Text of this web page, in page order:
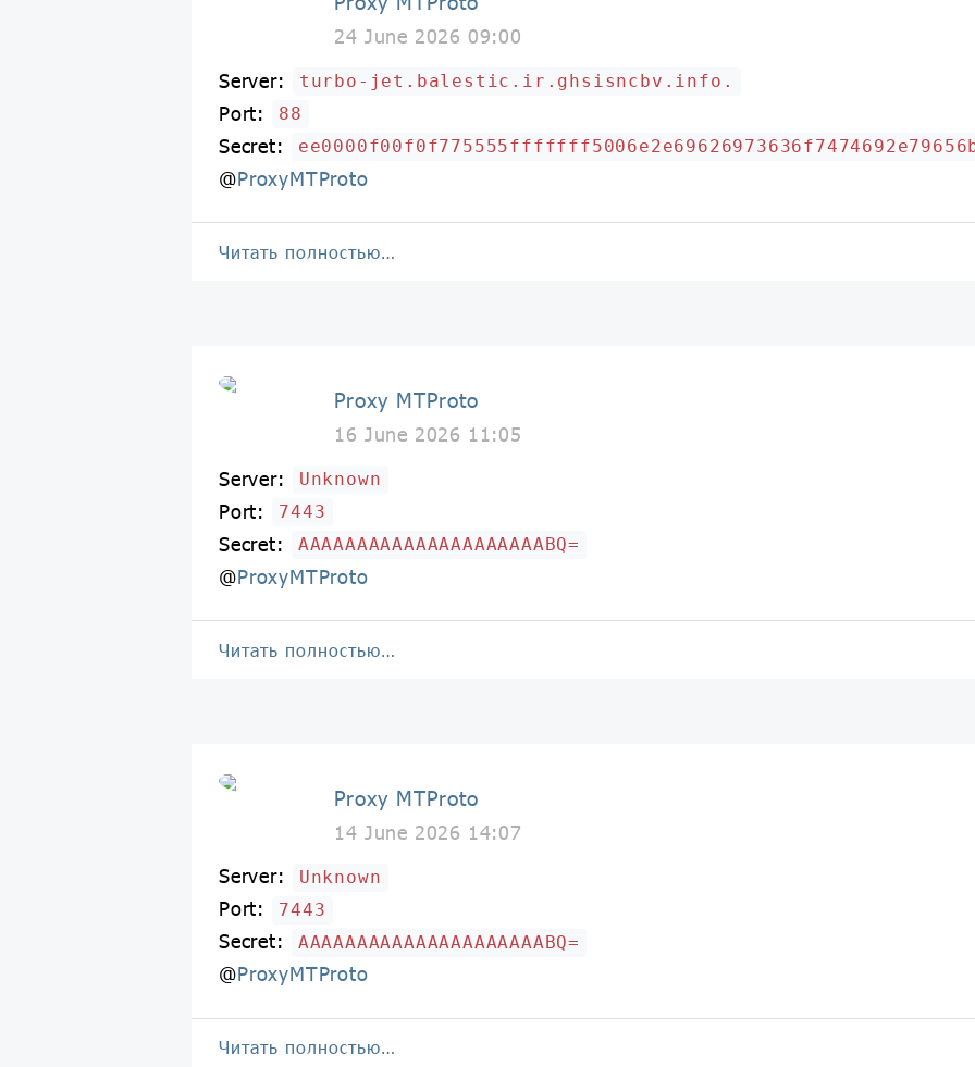
24 June 2026 09:00
Server:
turbo-jet.balestic.ir.ghsisncbv.info.
Port: 88
Secret:
@ProxyMTProto
Читать полностью…
Proxy MTProto
16 June 2026 11:05
Server:
Unknown
Port: 7443
Secret: AAAAAAAAAAAAAAAAAAAAABQ=
@ProxyMTProto
Читать полностью…
Proxy MTProto
14 June 2026 14:07
Server:
Unknown
Port: 7443
Secret: AAAAAAAAAAAAAAAAAAAAABQ=
@ProxyMTProto
Читать полностью…